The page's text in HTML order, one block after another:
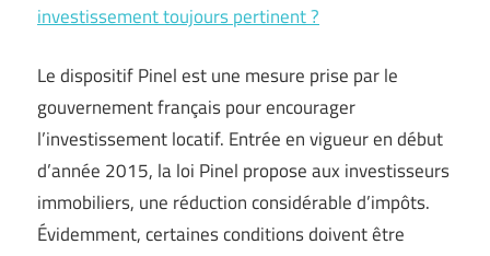
investissement toujours pertinent ?
Le dispositif Pinel est une mesure prise par le
gouvernement français pour encourager
l’investissement locatif. Entrée en vigueur en début
d’année 2015, la loi Pinel propose aux investisseurs
immobiliers, une réduction considérable d’impôts.
Évidemment, certaines conditions doivent être